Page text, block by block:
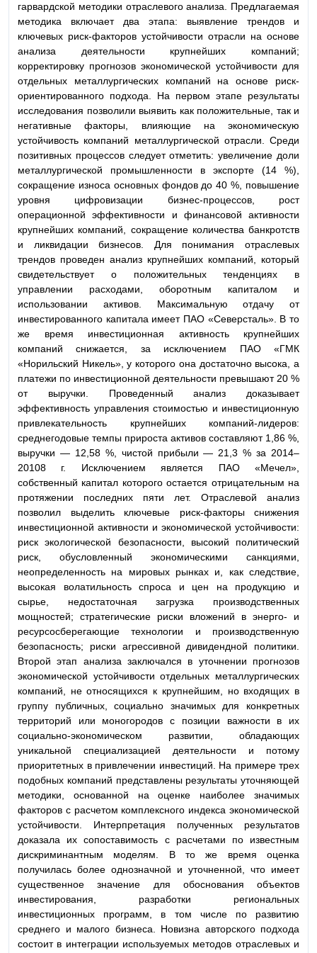
гарвардской методики отраслевого анализа. Предлагаемая
методика включает два этапа: выявление трендов и
ключевых риск-факторов устойчивости отрасли на основе
анализа деятельности крупнейших компаний;
корректировку прогнозов экономической устойчивости для
отдельных металлургических компаний на основе риск-
ориентированного подхода. На первом этапе результаты
исследования позволили выявить как положительные, так и
негативные факторы, влияющие на экономическую
устойчивость компаний металлургической отрасли. Среди
позитивных процессов следует отметить: увеличение доли
металлургической промышленности в экспорте (14 %),
сокращение износа основных фондов до 40 %, повышение
уровня цифровизации бизнес-процессов, рост
операционной эффективности и финансовой активности
крупнейших компаний, сокращение количества банкротств
и ликвидации бизнесов. Для понимания отраслевых
трендов проведен анализ крупнейших компаний, который
свидетельствует о положительных тенденциях в
управлении расходами, оборотным капиталом и
использовании активов. Максимальную отдачу от
инвестированного капитала имеет ПАО «Северсталь». В то
же время инвестиционная активность крупнейших
компаний снижается, за исключением ПАО «ГМК
«Норильский Никель», у которого она достаточно высока, а
платежи по инвестиционной деятельности превышают 20 %
от выручки. Проведенный анализ доказывает
эффективность управления стоимостью и инвестиционную
привлекательность крупнейших компаний-лидеров:
среднегодовые темпы прироста активов составляют 1,86 %,
выручки — 12,58 %, чистой прибыли — 21,3 % за 2014–
20108 г. Исключением является ПАО «Мечел»,
собственный капитал которого остается отрицательным на
протяжении последних пяти лет. Отраслевой анализ
позволил выделить ключевые риск-факторы снижения
инвестиционной активности и экономической устойчивости:
риск экологической безопасности, высокий политический
риск, обусловленный экономическими санкциями,
неопределенность на мировых рынках и, как следствие,
высокая волатильность спроса и цен на продукцию и
сырье, недостаточная загрузка производственных
мощностей; стратегические риски вложений в энерго- и
ресурсосберегающие технологии и производственную
безопасность; риски агрессивной дивидендной политики.
Второй этап анализа заключался в уточнении прогнозов
экономической устойчивости отдельных металлургических
компаний, не относящихся к крупнейшим, но входящих в
группу публичных, социально значимых для конкретных
территорий или моногородов с позиции важности в их
социально-экономическом развитии, обладающих
уникальной специализацией деятельности и потому
приоритетных в привлечении инвестиций. На примере трех
подобных компаний представлены результаты уточняющей
методики, основанной на оценке наиболее значимых
факторов с расчетом комплексного индекса экономической
устойчивости. Интерпретация полученных результатов
доказала их сопоставимость с расчетами по известным
дискриминантным моделям. В то же время оценка
получилась более однозначной и уточненной, что имеет
существенное значение для обоснования объектов
инвестирования, разработки региональных
инвестиционных программ, в том числе по развитию
среднего и малого бизнеса. Новизна авторского подхода
состоит в интеграции используемых методов отраслевых и